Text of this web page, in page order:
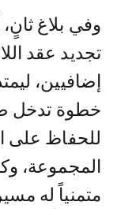
وفي بلاغ
تجديد عقد
خطوة تدخل
للحفاظ على
المجموعة،
متمنياً له